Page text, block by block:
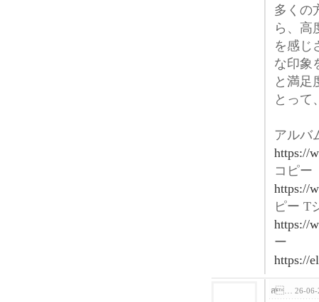
多くの
ら、高
を感じ
な印象
と満足
とって
アルバ
https://
コピー
https://
ピー T
https://
ー
https://
ส… 26-06-